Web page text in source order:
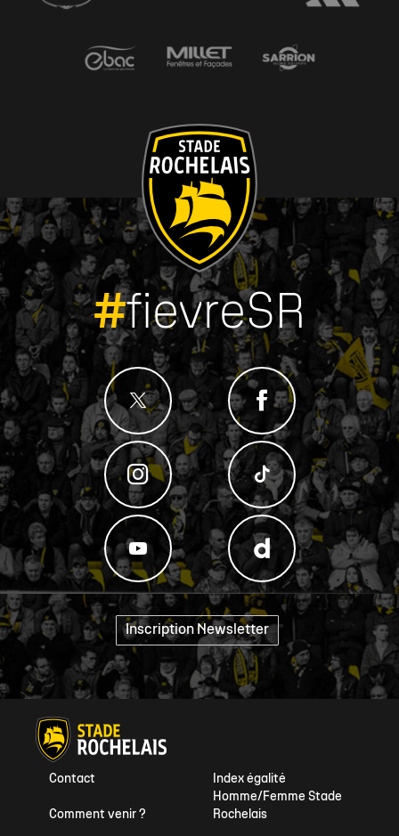
#fievreSR
Inscription Newsletter "
Index égalité
Homme/Femme Stade
Rochelais
Contact
Comment venir ?